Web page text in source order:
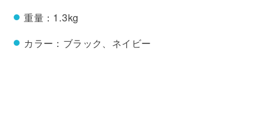
重量：1.3kg
カラー：ブラック、ネイビー